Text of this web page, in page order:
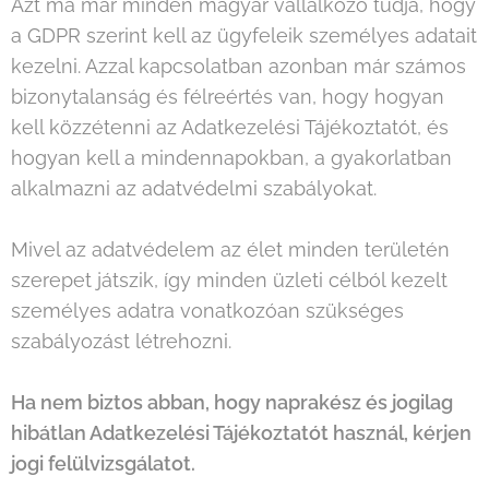
a GDPR szerint kell az ügyfeleik személyes adatait
kezelni. Azzal kapcsolatban azonban már számos
bizonytalanság és félreértés van, hogy hogyan
kell közzétenni az Adatkezelési Tájékoztatót, és
hogyan kell a mindennapokban, a gyakorlatban
alkalmazni az adatvédelmi szabályokat.
Mivel az adatvédelem az élet minden területén
szerepet játszik, így minden üzleti célból kezelt
személyes adatra vonatkozóan szükséges
szabályozást létrehozni.
Ha nem biztos abban, hogy naprakész és jogilag
hibátlan Adatkezelési Tájékoztatót használ, kérjen
jogi felülvizsgálatot.